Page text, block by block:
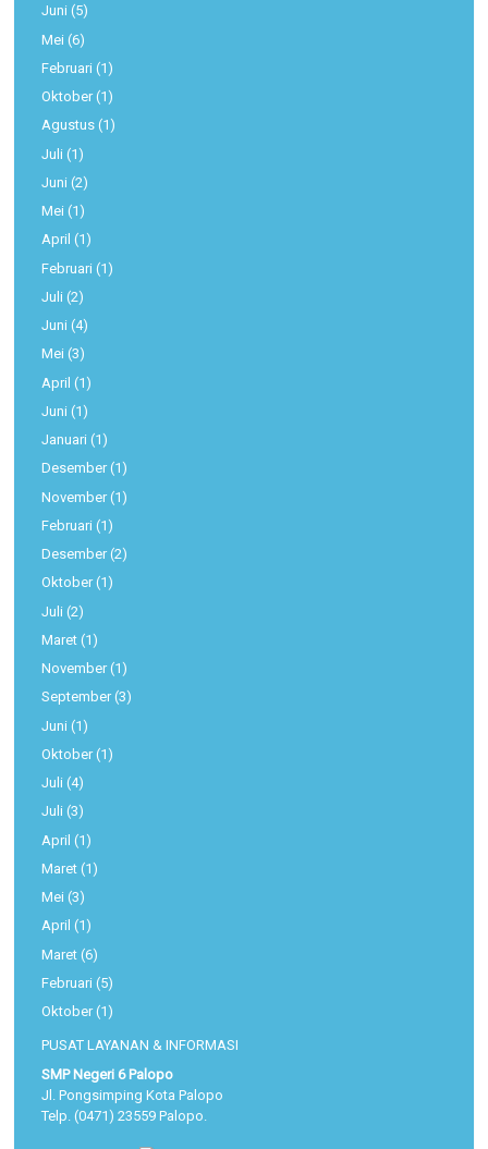
Juni (5)
Mei (6)
Februari (1)
Oktober(1)
Agustus (1)
Juli (1)
Juni (2)
Mei (1)
April (1)
Februari (1)
Juli (2)
Juni (4)
Mei (3)
April (1)
Juni (1)
Januari (1)
Desember(1)
November(1)
Februari (1)
Desember(2)
Oktober(1)
Juli (2)
Maret (1)
November(1)
September(3)
Juni (1)
Oktober(1)
Juli (4)
Juli (3)
April (1)
Maret (1)
Mei (3)
April (1)
Maret (6)
Februari (5)
Oktober(1)
PUSAT LAYANAN & INFORMASI
SMP Negeri 6 Palopo
Jl. Pongsimping Kota Palopo
Telp. (0471) 23559 Palopo.